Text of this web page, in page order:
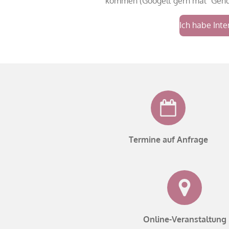
Ich habe
Termine auf Anfrage
Online-Veranstaltung